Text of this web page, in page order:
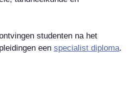
studenten na het
een specialist diploma.